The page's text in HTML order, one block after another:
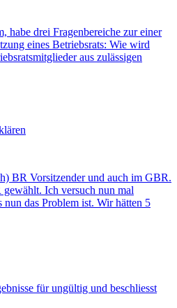
habe drei Fragenbereiche zur einer
eines Betriebsrats: Wie wird
aus zulässigen
BR Vorsitzender und auch im GBR.
Ich versuch nun mal
das Problem ist. Wir hätten 5
für ungültig und beschliesst